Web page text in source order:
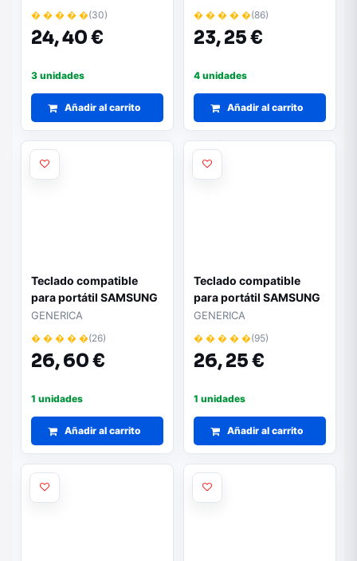
� � � � �(30)
24,40 €
3 unidades
Añadir al carrito
� � � � �(86)
23,25 €
4 unidades
Añadir al carrito
Teclado compatible
para portátil SAMSUNG
n120 / n128 / n140 /
n145 / n148 / n150 /
n310 blanco
GENERICA
� � � � �(26)
26,60 €
1 unidades
Añadir al carrito
Teclado compatible
para portátil SAMSUNG
n120 / n140 / n145 /
n148 / n150 / nb30
negro
GENERICA
� � � � �(95)
26,25 €
1 unidades
Añadir al carrito